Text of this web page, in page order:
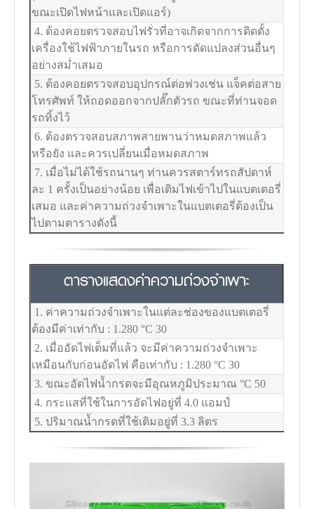
ขณะเปิดไฟหน้าและเปิดแอร์)
4. ต้องคอยตรวจสอบไฟรั่วที่อาจเกิดจากการติดตั้ง
เครื่องใช้ไฟฟ้าภายในรถ หรือการดัดแปลงส่วนอื่นๆ
อย่างสม่ำเสมอ
5. ต้องคอยตรวจสอบอุปกรณ์ต่อพ่วงเช่น แจ็คต่อสาย
โทรศัพท์ ให้ถอดออกจากปลั๊กตัวรถ ขณะที่ท่านจอด
รถทิ้งไว้
6. ต้องตรวจสอบสภาพสายพานว่าหมดสภาพแล้ว
หรือยัง และควรเปลี่ยนเมื่อหมดสภาพ
7. เมื่อไม่ได้ใช้รถนานๆ ท่านควรสตาร์ทรถสัปดาห์
ละ 1 ครั้งเป็นอย่างน้อย เพื่อเติมไฟเข้าไปในแบตเตอรี่
เสมอ และค่าความถ่วงจำเพาะในแบตเตอรี่ต้องเป็น
ไปตามตารางดังนี้
ตารางแสดงค่าความถ่วงจำเพาะ
1. ค่าความถ่วงจำเพาะในแต่ละช่องของแบตเตอรี่
ต้องมีค่าเท่ากับ : 1.280 °C 30
2. เมื่ออัดไฟเต็มที่แล้ว จะมีค่าความถ่วงจำเพาะ
เหมือนกับก่อนอัดไฟ คือเท่ากับ : 1.280 °C 30
3. ขณะอัดไฟน้ำกรดจะมีอุณหภูมิประมาณ °C 50
4. กระแสที่ใช้ในการอัดไฟอยู่ที่ 4.0 แอมป์
5. ปริมาณน้ำกรดที่ใช้เติมอยู่ที่ 3.3 ลิตร